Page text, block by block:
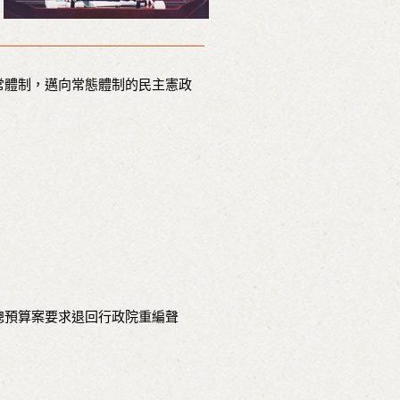
制，邁向常態體制的民主憲政
算案要求退回行政院重編聲